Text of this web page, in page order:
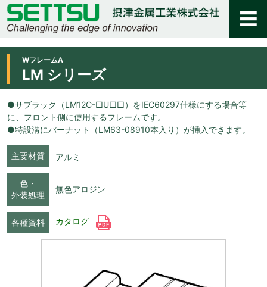
WフレームA
LM シリーズ
●サブラック（LM12C-□U□□）をIEC60297仕様にする場合等
に、フロント側に使用するフレームです。
●特設溝にバーナット（LM63-08910本入り）が挿入できます。
主要材質 アルミ
色・
外装処理
無色アロジン
各種資料 カタログ